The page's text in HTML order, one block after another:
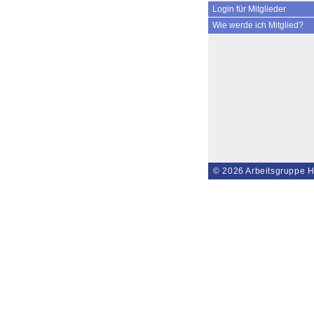
Login für Mitglieder
Wie werde ich Mitglied?
© 2026 Arbeitsgruppe